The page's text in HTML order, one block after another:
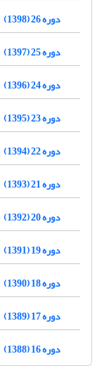
دوره 26 (1398)
دوره 25 (1397)
دوره 24 (1396)
دوره 23 (1395)
دوره 22 (1394)
دوره 21 (1393)
دوره 20 (1392)
دوره 19 (1391)
دوره 18 (1390)
دوره 17 (1389)
دوره 16 (1388)